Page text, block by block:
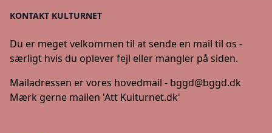
KONTAKT KULTURNET
Du er meget velkommen til at sende en mail til os -
særligt hvis du oplever fejl eller mangler på siden.
Mailadressen er vores hovedmail - bggd@bggd.dk
Mærk gerne mailen 'Att Kulturnet.dk'